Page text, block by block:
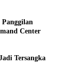
Center
Tersangka